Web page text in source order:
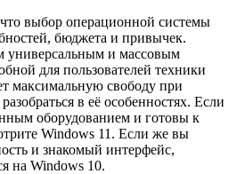
выбор операционной системы
бюджета и привычек.
универсальным и массовым
для пользователей техники
максимальную свободу при
в её особенностях. Если
оборудованием и готовы к
Windows 11. Если же вы
и знакомый интерфейс,
на Windows 10.